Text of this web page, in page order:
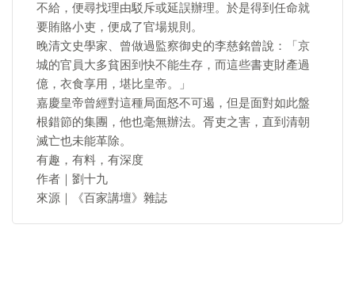
不給，便尋找理由駁斥或延誤辦理。於是得到任命就
要賄賂小吏，便成了官場規則。
​晚清文史學家、曾做過監察御史的李慈銘曾說：「京
城的官員大多貧困到快不能生存，而這些書吏財產過
億，衣食享用，堪比皇帝。」
嘉慶皇帝曾經對這種局面怒不可遏，但是面對如此盤
根錯節的集團，他也毫無辦法。胥吏之害，直到清朝
滅亡也未能革除。
有趣，有料，有深度
作者｜劉十九
來源｜《百家講壇》雜誌